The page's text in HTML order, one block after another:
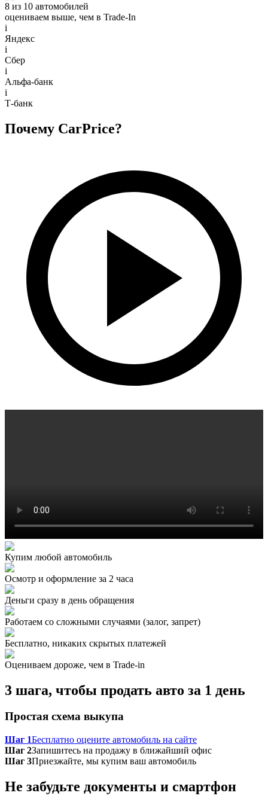
8 из 10 автомобилей
оцениваем выше, чем в Trade‑In
i
Яндекс
i
Сбер
i
Альфа-банк
i
Т-банк
Почему CarPrice?
Купим любой автомобиль
Осмотр и оформление за 2 часа
Деньги сразу в день обращения
Работаем со сложными случаями (залог, запрет)
Бесплатно, никаких скрытых платежей
Оцениваем дороже, чем в Trade‑in
3 шага, чтобы продать авто за 1 день
Простая схема выкупа
Шаг 1Бесплатно оцените автомобиль на сайте
Шаг 2Запишитесь на продажу в ближайший офис
Шаг 3Приезжайте, мы купим ваш автомобиль
Не забудьте документы и смартфон